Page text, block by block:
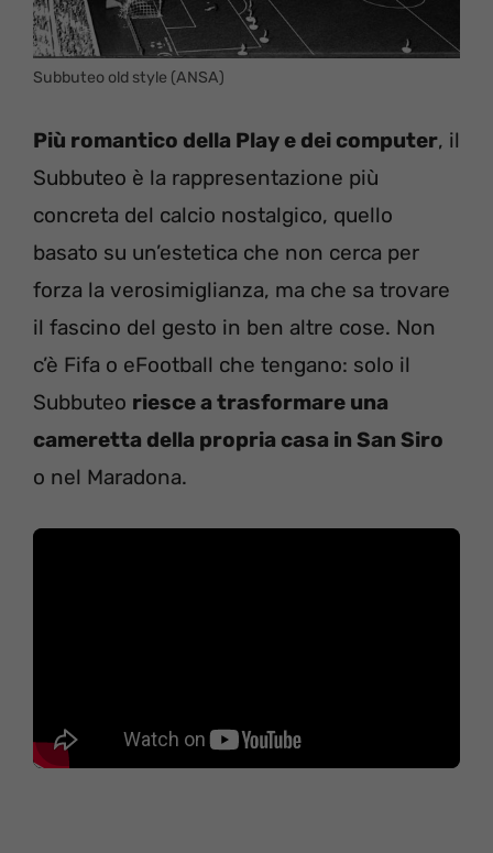
Subbuteo old style (ANSA)
Più romantico della Play e dei computer, il
Subbuteo è la rappresentazione più
concreta del calcio nostalgico, quello
basato su un’estetica che non cerca per
forza la verosimiglianza, ma che sa trovare
il fascino del gesto in ben altre cose. Non
c’è Fifa o eFootball che tengano: solo il
Subbuteo riesce a trasformare una
cameretta della propria casa in San Siro
o nel Maradona.